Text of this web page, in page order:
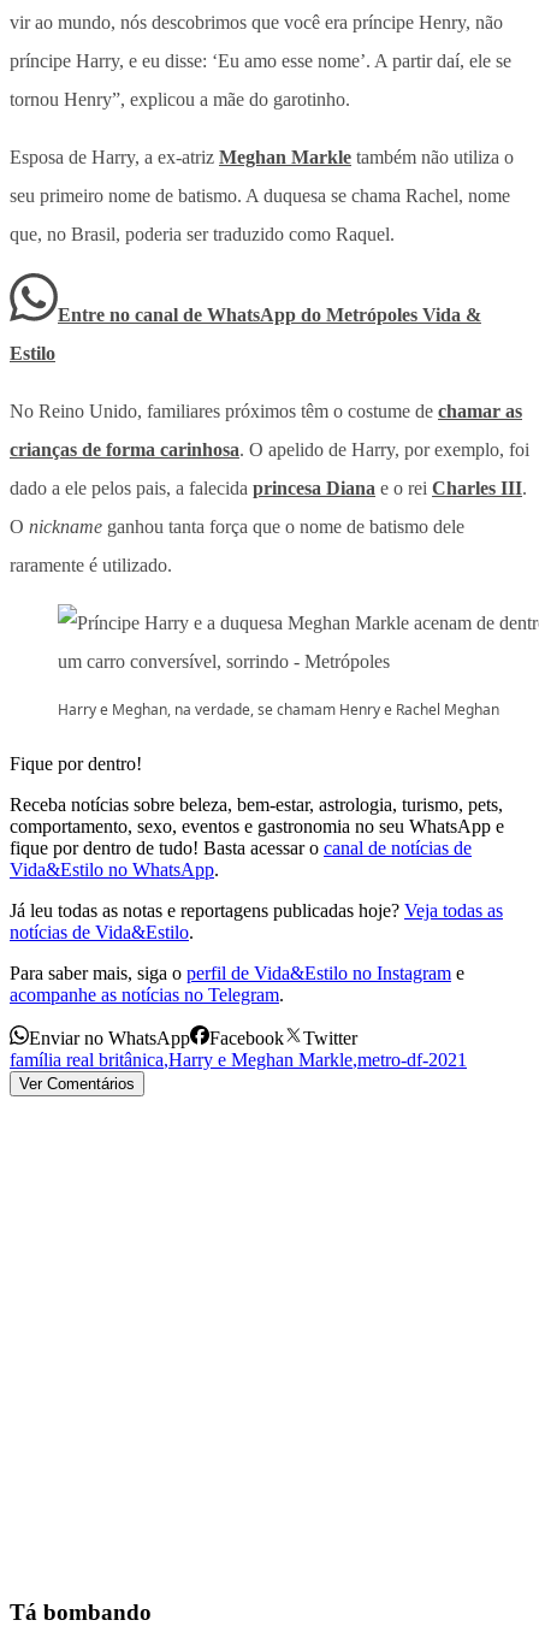
vir ao mundo, nós descobrimos que você era príncipe Henry, não
príncipe Harry, e eu disse: ‘Eu amo esse nome’. A partir daí, ele se
tornou Henry”, explicou a mãe do garotinho.
Esposa de Harry, a ex-atriz Meghan Markle também não utiliza o
seu primeiro nome de batismo. A duquesa se chama Rachel, nome
que, no Brasil, poderia ser traduzido como Raquel.
Entre no canal de WhatsApp do Metrópoles Vida &
Estilo
No Reino Unido, familiares próximos têm o costume de chamar as
crianças de forma carinhosa. O apelido de Harry, por exemplo, foi
dado a ele pelos pais, a falecida princesa Diana e o rei Charles III.
O nickname ganhou tanta força que o nome de batismo dele
raramente é utilizado.
Harry e Meghan, na verdade, se chamam Henry e Rachel Meghan
Fique por dentro!
Receba notícias sobre beleza, bem-estar, astrologia, turismo, pets,
comportamento, sexo, eventos e gastronomia no seu WhatsApp e
fique por dentro de tudo! Basta acessar o canal de notícias de
Vida&Estilo no WhatsApp.
Já leu todas as notas e reportagens publicadas hoje? Veja todas as
notícias de Vida&Estilo.
Para saber mais, siga o perfil de Vida&Estilo no Instagram e
acompanhe as notícias no Telegram.
Enviar no WhatsApp Facebook
Twitter
família real britânica,Harry e Meghan Markle,metro-df-2021
Ver Comentários
Tá bombando